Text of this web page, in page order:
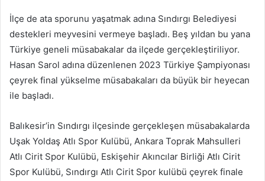
İlçe de ata sporunu yaşatmak adına Sındırgı Belediyesi
destekleri meyvesini vermeye başladı. Beş yıldan bu yana
Türkiye geneli müsabakalar da ilçede gerçekleştiriliyor.
Hasan Sarol adına düzenlenen 2023 Türkiye Şampiyonası
çeyrek final yükselme müsabakaları da büyük bir heyecan
ile başladı.
Balıkesir’in Sındırgı ilçesinde gerçekleşen müsabakalarda
Uşak Yoldaş Atlı Spor Kulübü, Ankara Toprak Mahsulleri
Atlı Cirit Spor Kulübü, Eskişehir Akıncılar Birliği Atlı Cirit
Spor Kulübü, Sındırgı Atlı Cirit Spor kulübü çeyrek finale